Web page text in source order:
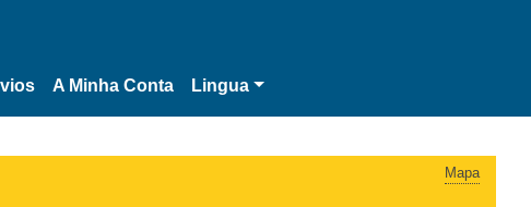
A Minha Conta Lingua
Mapa